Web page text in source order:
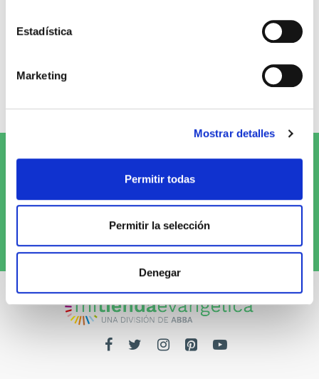
Estadística
Marketing
Mostrar detalles
Permitir todas
Permitir la selección
Denegar